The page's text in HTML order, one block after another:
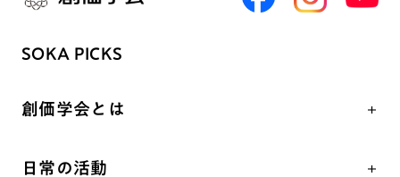
SOKA PICKS
創価学会とは
日常の活動